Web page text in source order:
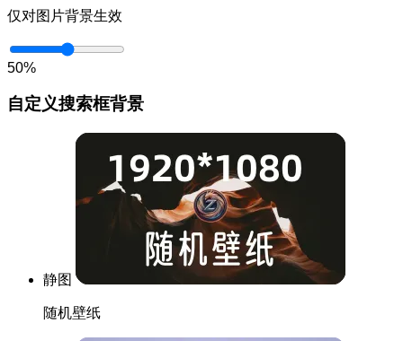
仅对图片背景生效
50%
自定义搜索框背景
静图
随机壁纸